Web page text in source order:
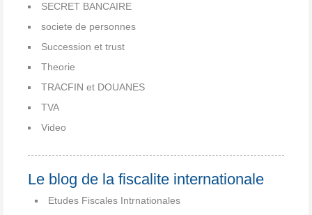
SECRET BANCAIRE
societe de personnes
Succession et trust
Theorie
TRACFIN et DOUANES
TVA
Video
Le blog de la fiscalite internationale
Etudes Fiscales Intrnationales